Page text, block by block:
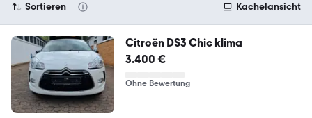
Sortieren Kachelansicht
Citroën DS3 Chic klima
3.400 €
Ohne Bewertung